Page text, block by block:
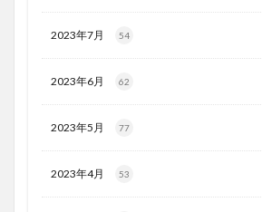
2023年7月 54
2023年6月 62
2023年5月 77
2023年4月 53